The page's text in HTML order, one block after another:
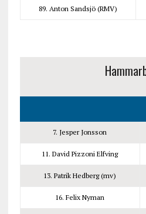
89. Anton Sandsjö (RMV)
7. Jesper Jonsson
11. David Pizzoni Elfving
13. Patrik Hedberg (mv)
16. Felix Nyman